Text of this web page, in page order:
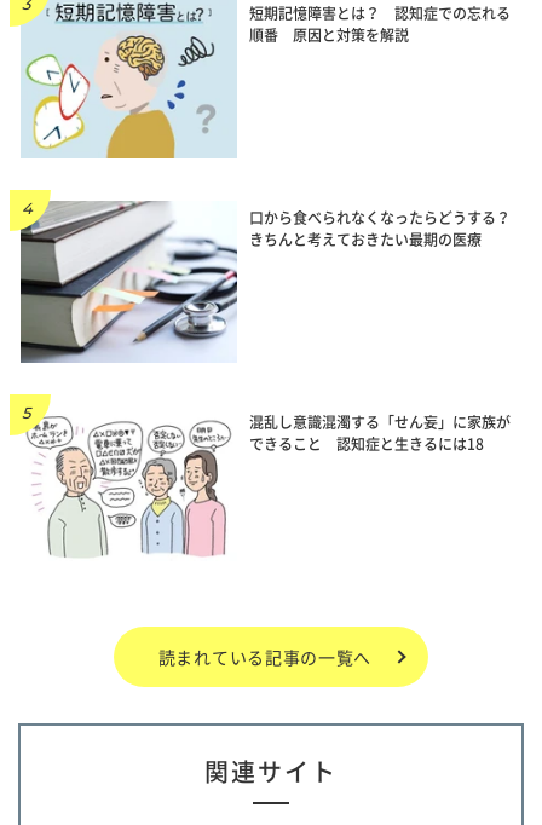
短期記憶障害とは？ 認知症での忘れる
順番 原因と対策を解説
口から食べられなくなったらどうする？
きちんと考えておきたい最期の医療
混乱し意識混濁する「せん妄」に家族が
できること 認知症と生きるには18
読まれている記事の一覧へ
関連サイト